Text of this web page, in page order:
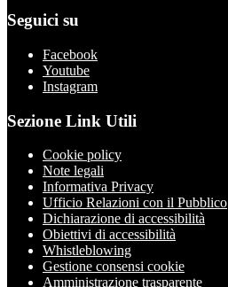
Seguici su
Facebook
Youtube
Instagram
Sezione Link Utili
Cookie policy
Note legali
Informativa Privacy
Ufficio Relazioni con il Pubblico
Dichiarazione di accessibilità
Obiettivi di accessibilità
Whistleblowing
Gestione consensi cookie
Amministrazione trasparente